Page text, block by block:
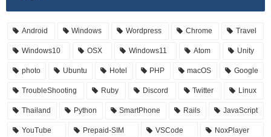
Android Windows Wordpress Chrome Travel
Windows10 OSX Windows11 Atom Unity
photo Ubuntu Hotel PHP macOS Google
TroubleShooting Ruby Discord Twitter Linux
Thailand Python SmartPhone Rails JavaScript
YouTube Prepaid-SIM VSCode NoxPlayer